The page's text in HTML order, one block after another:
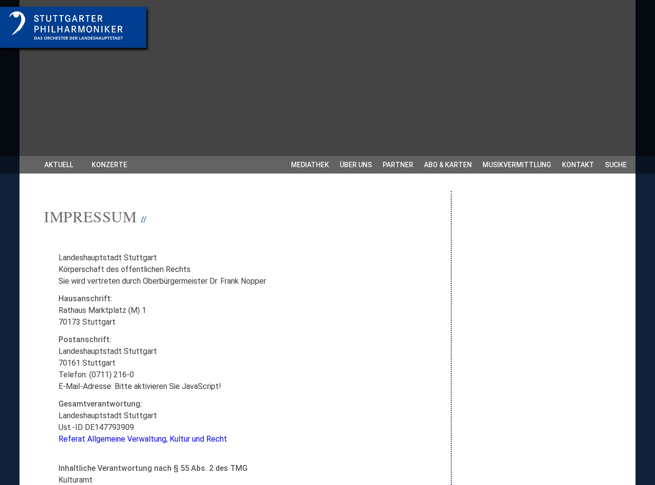
AKTUELL KONZERTE MEDIATHEK ÜBER UNS PARTNER ABO & KARTEN MUSIKVERMITTLUNG KONTAKT SUCHE
IMPRESSUM//
Landeshauptstadt Stuttgart
Körperschaft des öffentlichen Rechts
Sie wird vertreten durch Oberbürgermeister Dr. Frank Nopper
Hausanschrift:
Rathaus Marktplatz (M) 1
70173 Stuttgart
Postanschrift:
Landeshauptstadt Stuttgart
70161 Stuttgart
Telefon: (0711) 216-0
E-Mail-Adresse: Bitte aktivieren Sie JavaScript!
Gesamtverantwortung:
Landeshauptstadt Stuttgart
Ust.-ID DE147793909
Referat Allgemeine Verwaltung, Kultur und Recht
Inhaltliche Verantwortung nach § 55 Abs. 2 des TMG
Kulturamt